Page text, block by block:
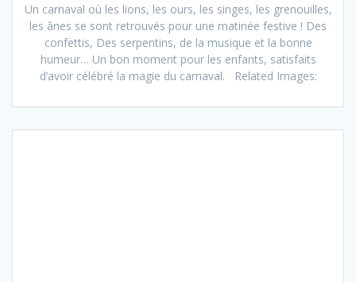
Un carnaval où les lions, les ours, les singes, les grenouilles,
les ânes se sont retrouvés pour une matinée festive ! Des
confettis, Des serpentins, de la musique et la bonne
humeur… Un bon moment pour les enfants, satisfaits
d’avoir célébré la magie du carnaval. Related Images: